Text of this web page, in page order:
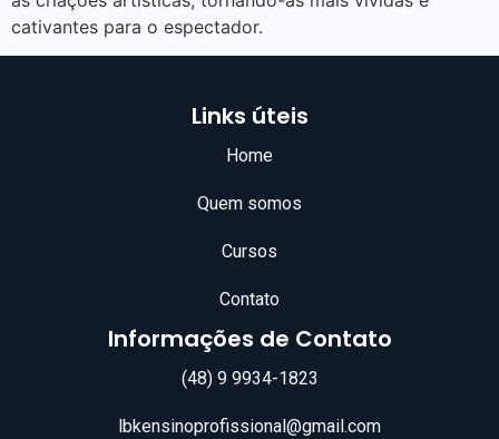
cativantes para o espectador.
Links úteis
Home
Quem somos
Cursos
Contato
Informações de Contato
(48) 9 9934-1823
lbkensinoprofissional@gmail.com